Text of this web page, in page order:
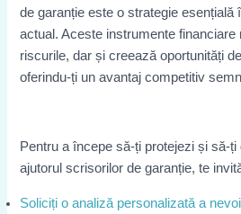
de garanție este o strategie esențială
actual. Aceste instrumente financiare
riscurile, dar și creează oportunități
oferindu-ți un avantaj competitiv
Pentru a începe să-ți protejezi și să-
ajutorul scrisorilor de garanție, te
Soliciți o analiză personalizată a